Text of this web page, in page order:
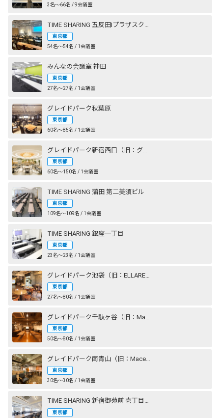
3名〜66名 / 9会議室
東京都
54名〜54名 / 1会議室
みんなの会議室 神田
東京都
27名〜27名 / 1会議室
グレイドパーク秋葉原
東京都
60名〜85名 / 1会議室
東京都
60名〜150名 / 1会議室
TIME SHARING 蒲田 第二美須ビル
東京都
109名〜109名 / 1会議室
TIME SHARING 銀座一丁目
東京都
23名〜23名 / 1会議室
グレイドパーク池袋（旧：ELLARE）
東京都
27名〜80名 / 1会議室
グレイドパーク千駄ヶ谷（旧：Mace千駄ヶ谷）
東京都
50名〜80名 / 1会議室
グレイドパーク南青山（旧：Mace南青山）
東京都
30名〜30名 / 1会議室
TIME SHARING 新宿御苑前 壱丁目参番館
東京都